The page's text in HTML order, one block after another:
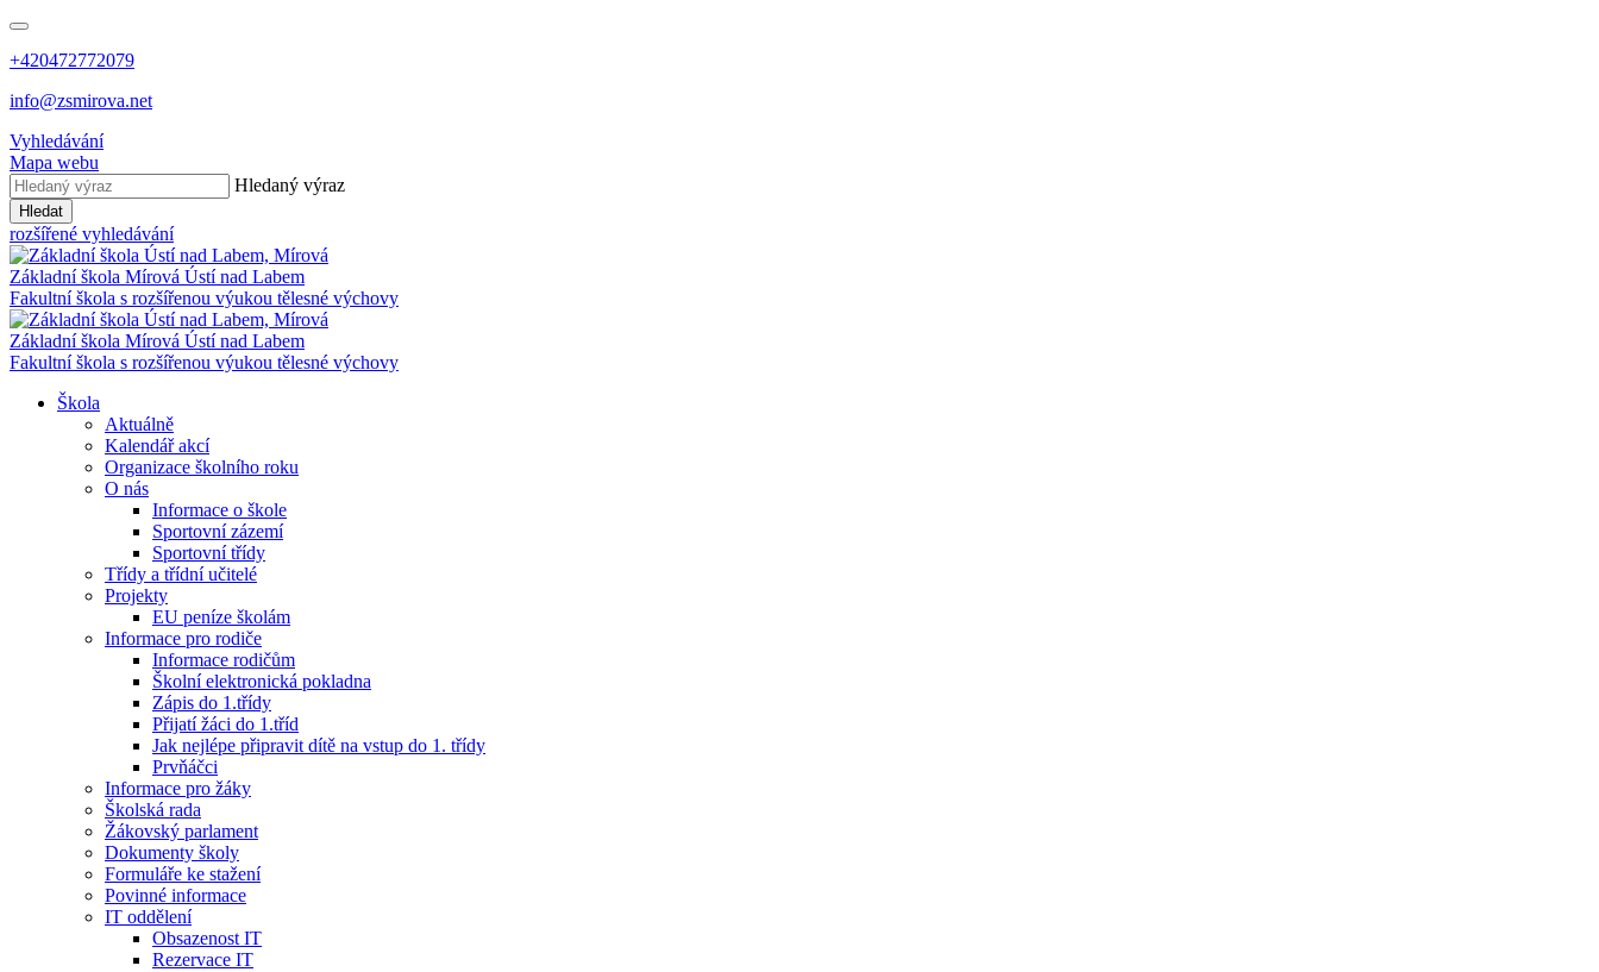
+420472772079
info@zsmirova.net
Vyhledávání
Mapa webu
Hledaný výraz
Hledat
rozšířené vyhledávání
Základní škola Mírová Ústí nad Labem
Fakultní škola s rozšířenou výukou tělesné výchovy
Základní škola Mírová Ústí nad Labem
Fakultní škola s rozšířenou výukou tělesné výchovy
Škola
Aktuálně
Kalendář akcí
Organizace školního roku
O nás
Informace o škole
Sportovní zázemí
Sportovní třídy
Třídy a třídní učitelé
Projekty
EU peníze školám
Informace pro rodiče
Informace rodičům
Školní elektronická pokladna
Zápis do 1.třídy
Přijatí žáci do 1.tříd
Jak nejlépe připravit dítě na vstup do 1. třídy
Prvňáčci
Informace pro žáky
Školská rada
Žákovský parlament
Dokumenty školy
Formuláře ke stažení
Povinné informace
IT oddělení
Obsazenost IT
Rezervace IT